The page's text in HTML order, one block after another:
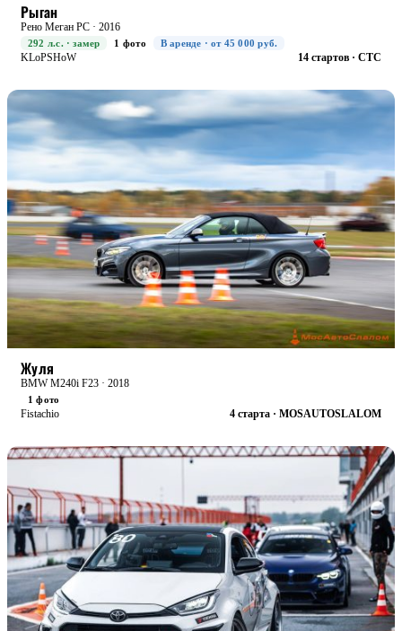
Рыган
Рено Меган РС · 2016
292 л.с. · замер 1 фото
В аренде · от 45 000 руб.
KLoPSHoW
14 стартов · CTC
Жуля
BMW M240i F23 · 2018
1 фото
Fistachio
4 старта · MOSAUTOSLALOM